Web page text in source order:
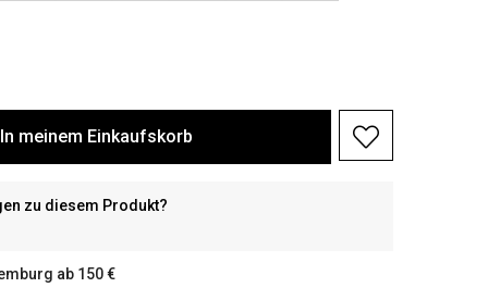
In meinem Einkaufskorb
zu diesem Produkt?
ab 150 €